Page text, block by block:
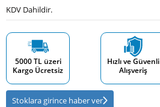
KDV Dahildir.
5000 TL üzeri
Kargo Ücretsiz
Hızlı ve Güvenli
Alışveriş
Stoklara girince haber ver